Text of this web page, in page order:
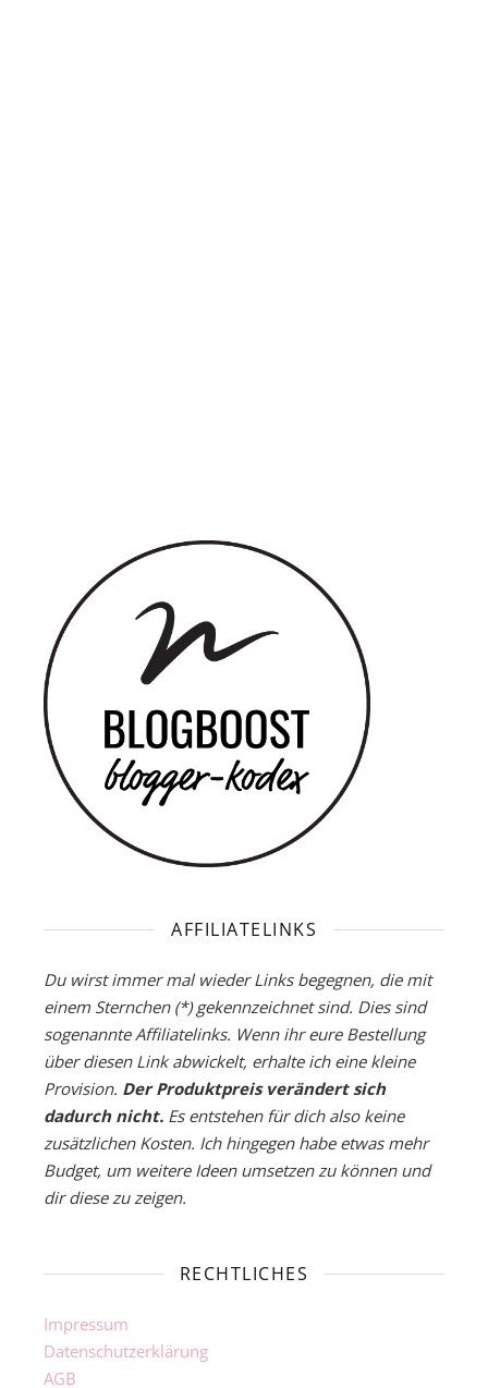
AFFILIATELINKS
Du wirst immer mal wieder Links begegnen, die mit
einem Sternchen (*) gekennzeichnet sind. Dies sind
sogenannte Affiliatelinks. Wenn ihr eure Bestellung
über diesen Link abwickelt, erhalte ich eine kleine
Provision. Der Produktpreis verändert sich
dadurch nicht. Es entstehen für dich also keine
zusätzlichen Kosten. Ich hingegen habe etwas mehr
Budget, um weitere Ideen umsetzen zu können und
dir diese zu zeigen.
RECHTLICHES
Impressum
Datenschutzerklärung
AGB